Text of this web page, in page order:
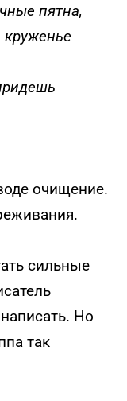
пятна,
очищение.
сильные
Но
так